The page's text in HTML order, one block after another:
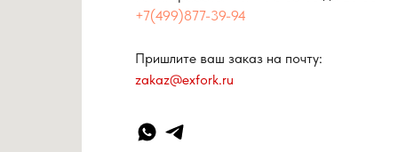
+7(499)877-39-94
Пришлите ваш заказ на почту:
zakaz@exfork.ru